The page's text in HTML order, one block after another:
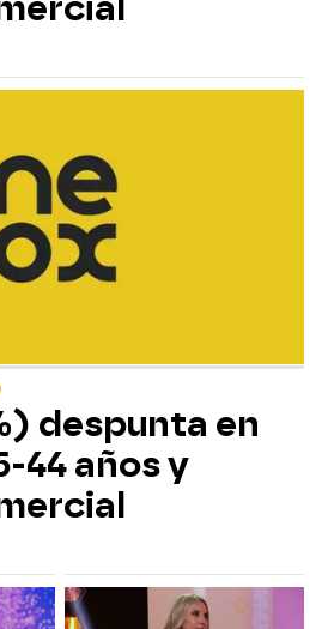
despunta en
44 años y